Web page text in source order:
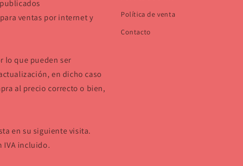
ventas por internet y
lo que pueden ser
en dicho caso
al precio correcto o bien,
en su siguiente visita.
IVA incluido.
Política de venta
Contacto